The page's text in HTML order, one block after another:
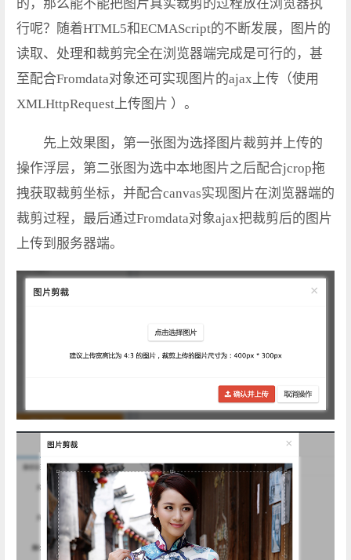
的，那么能不能把图片真实裁剪的过程放在浏览器执
行呢？随着HTML5和ECMAScript的不断发展，图片的
读取、处理和裁剪完全在浏览器端完成是可行的，甚
至配合Fromdata对象还可实现图片的ajax上传（使用
XMLHttpRequest上传图片 ）。
先上效果图，第一张图为选择图片裁剪并上传的
操作浮层，第二张图为选中本地图片之后配合jcrop拖
拽获取裁剪坐标，并配合canvas实现图片在浏览器端的
裁剪过程，最后通过Fromdata对象ajax把裁剪后的图片
上传到服务器端。